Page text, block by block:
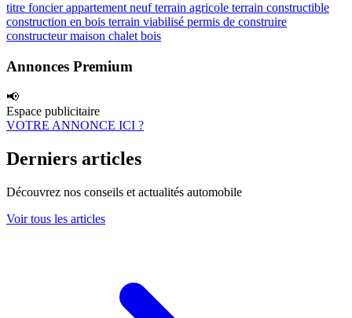
titre foncierappartement neufterrain agricole terrain constructible
construction en bois terrain viabilisé permis de construire
constructeur maison chalet bois
Annonces Premium
📢
Espace publicitaire
VOTRE ANNONCE ICI ?
Derniers articles
Découvrez nos conseils et actualités automobile
Voir tous les articles